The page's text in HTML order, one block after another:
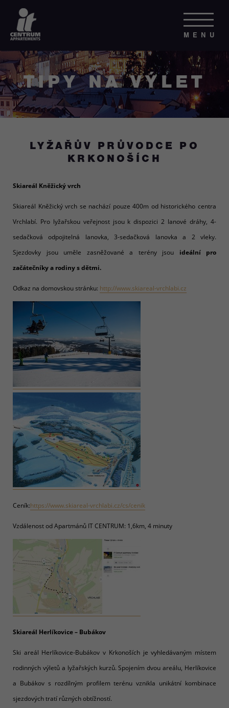
MENU
TIPY NA VÝLET
LYŽAŘŮV PRŮVODCE PO
KRKONOŠÍCH
Skiareál Kněžický vrch
Skiareál Kněžický vrch se nachází pouze 400m od historického centra
Vrchlabí. Pro lyžařskou veřejnost jsou k dispozici 2 lanové dráhy, 4-
sedačková odpojitelná lanovka, 3-sedačková lanovka a 2 vleky.
Sjezdovky jsou uměle zasněžované a terény jsou ideální pro
začátečníky a rodiny s dětmi.
Odkaz na domovskou stránku: http://www.skiareal-vrchlabi.cz
Ceník:https://www.skiareal-vrchlabi.cz/cs/cenik
Vzdálenost od Apartmánů IT CENTRUM: 1,6km, 4 minuty
Skiareál Herlíkovice – Bubákov
Ski areál Herlíkovice-Bubákov v Krkonoších je vyhledávaným místem
rodinných výletů a lyžařských kurzů. Spojením dvou areálu, Herlíkovice
a Bubákov s rozdílným profilem terénu vznikla unikátní kombinace
sjezdových tratí různých obtížností.